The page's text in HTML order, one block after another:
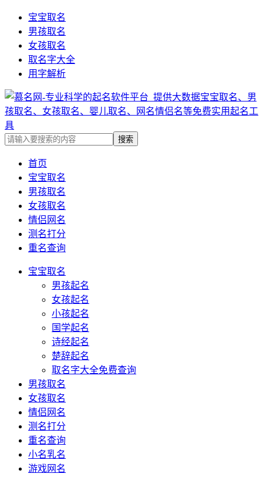
宝宝取名
男孩取名
女孩取名
取名字大全
用字解析
首页
宝宝取名
男孩取名
女孩取名
情侣网名
测名打分
重名查询
宝宝取名
男孩起名
女孩起名
小孩起名
国学起名
诗经起名
楚辞起名
取名字大全免费查询
男孩取名
女孩取名
情侣网名
测名打分
重名查询
小名乳名
游戏网名